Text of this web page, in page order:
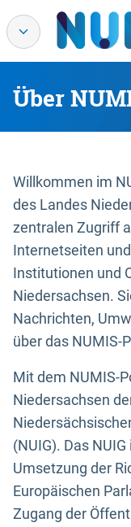
Über
Willkommen im
des Landes
zentralen Zugriff
Internetseiten
Institutionen und
Niedersachsen.
Nachrichten,
über das NUMIS-
Mit dem NUMIS-
Niedersachsen
(NUIG). Das
Umsetzung der
Europäischen
Zugang der